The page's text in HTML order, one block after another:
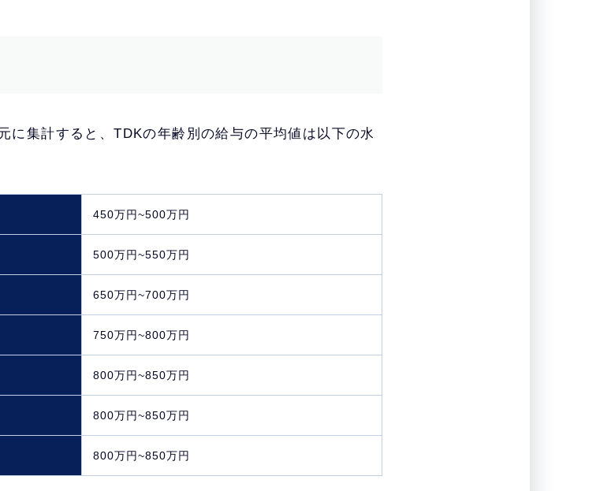
に集計すると、TDKの年齢別の給与の平均値は以下の水
450万円~500万円
500万円~550万円
650万円~700万円
750万円~800万円
800万円~850万円
800万円~850万円
800万円~850万円